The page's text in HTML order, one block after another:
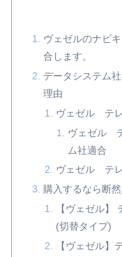
ヴェゼルのナビ
合します。
データシステム
理由
ヴェゼル テ
ヴェゼル
ム社適合
ヴェゼル テ
購入するなら断
【ヴェゼル】
(切替タイプ)
【ヴェゼル】